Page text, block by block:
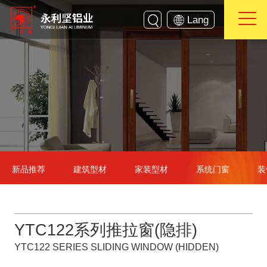
Lang
新品推荐 建筑型材 家装型材 系统门窗
YTC122系列推拉窗(隐排)
YTC122 SERIES SLIDING WINDOW (HIDDEN)